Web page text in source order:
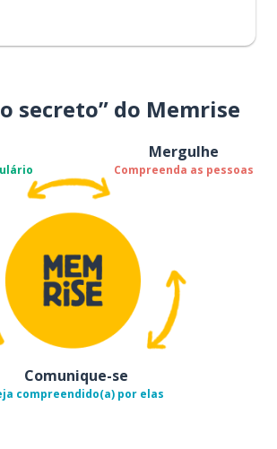
secreto” do Memrise
Mergulhe
Compreenda as pessoas
Comunique-se
compreendido(a) por elas